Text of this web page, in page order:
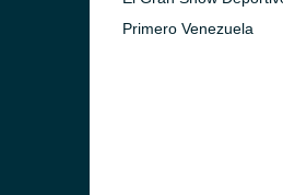
Primero Venezuela